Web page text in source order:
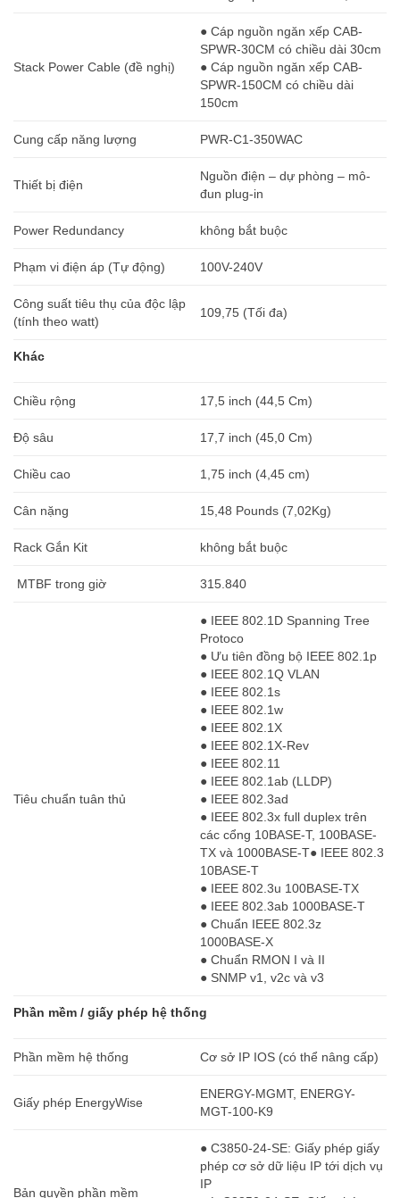
Stack Power Cable (đề nghị)
● Cáp nguồn ngăn xếp CAB-
SPWR-30CM có chiều dài 30cm
● Cáp nguồn ngăn xếp CAB-
SPWR-150CM có chiều dài
150cm
Cung cấp năng lượng PWR-C1-350WAC
Thiết bị điện
Nguồn điện – dự phòng – mô-
đun plug-in
Power Redundancy không bắt buộc
Phạm vi điện áp (Tự động) 100V-240V
Công suất tiêu thụ của độc lập
(tính theo watt)
109,75 (Tối đa)
Khác
Chiều rộng 17,5 inch (44,5 Cm)
Độ sâu 17,7 inch (45,0 Cm)
Chiều cao 1,75 inch (4,45 cm)
Cân nặng 15,48 Pounds (7,02Kg)
Rack Gắn Kit không bắt buộc
MTBF trong giờ 315.840
Tiêu chuẩn tuân thủ
● IEEE 802.1D Spanning Tree
Protoco
● Ưu tiên đồng bộ IEEE 802.1p
● IEEE 802.1Q VLAN
● IEEE 802.1s
● IEEE 802.1w
● IEEE 802.1X
● IEEE 802.1X-Rev
● IEEE 802.11
● IEEE 802.1ab (LLDP)
● IEEE 802.3ad
● IEEE 802.3x full duplex trên
các cổng 10BASE-T, 100BASE-
TX và 1000BASE-T● IEEE 802.3
10BASE-T
● IEEE 802.3u 100BASE-TX
● IEEE 802.3ab 1000BASE-T
● Chuẩn IEEE 802.3z
1000BASE-X
● Chuẩn RMON I và II
● SNMP v1, v2c và v3
Phần mềm / giấy phép hệ thống
Phần mềm hệ thống Cơ sở IP IOS (có thể nâng cấp)
Giấy phép EnergyWise
ENERGY-MGMT, ENERGY-
MGT-100-K9
Bản quyền phần mềm
● C3850-24-SE: Giấy phép giấy
phép cơ sở dữ liệu IP tới dịch vụ
IP